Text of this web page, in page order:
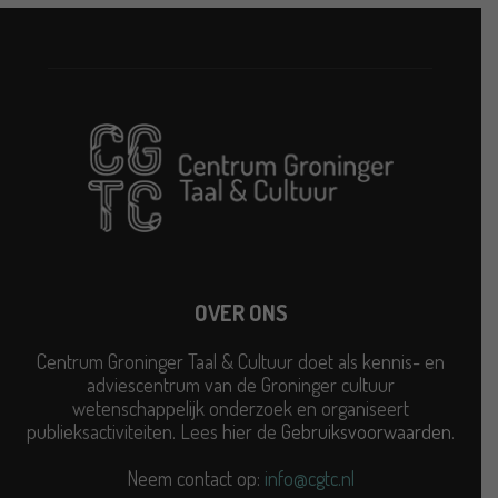
OVER ONS
Centrum Groninger Taal & Cultuur doet als kennis- en
adviescentrum van de Groninger cultuur
wetenschappelijk onderzoek en organiseert
publieksactiviteiten. Lees hier de Gebruiksvoorwaarden.
Neem contact op: info@cgtc.nl